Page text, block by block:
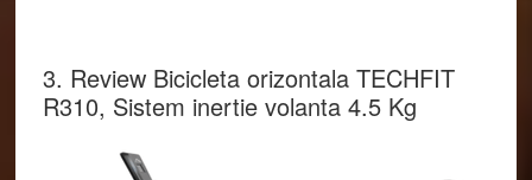
3. Review Bicicleta orizontala TECHFIT
R310, Sistem inertie volanta 4.5 Kg